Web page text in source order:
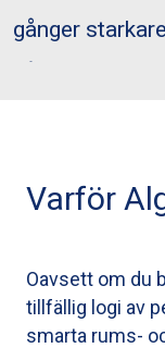
gånger
Varför
Oavsett om du
tillfällig logi av
smarta rums-